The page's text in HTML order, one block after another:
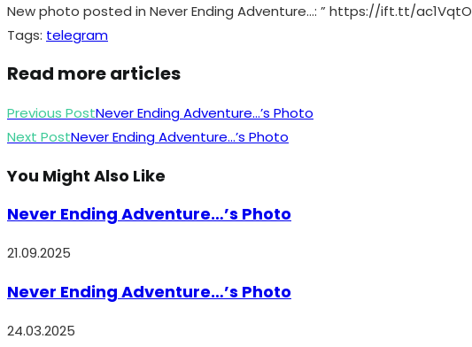
New photo posted in Never Ending Adventure…: ” https://ift.tt/ac1VqtO
Tags: telegram
Read more articles
Previous PostNever Ending Adventure…’s Photo
Next PostNever Ending Adventure…’s Photo
You Might Also Like
Never Ending Adventure…’s Photo
21.09.2025
Never Ending Adventure…’s Photo
24.03.2025